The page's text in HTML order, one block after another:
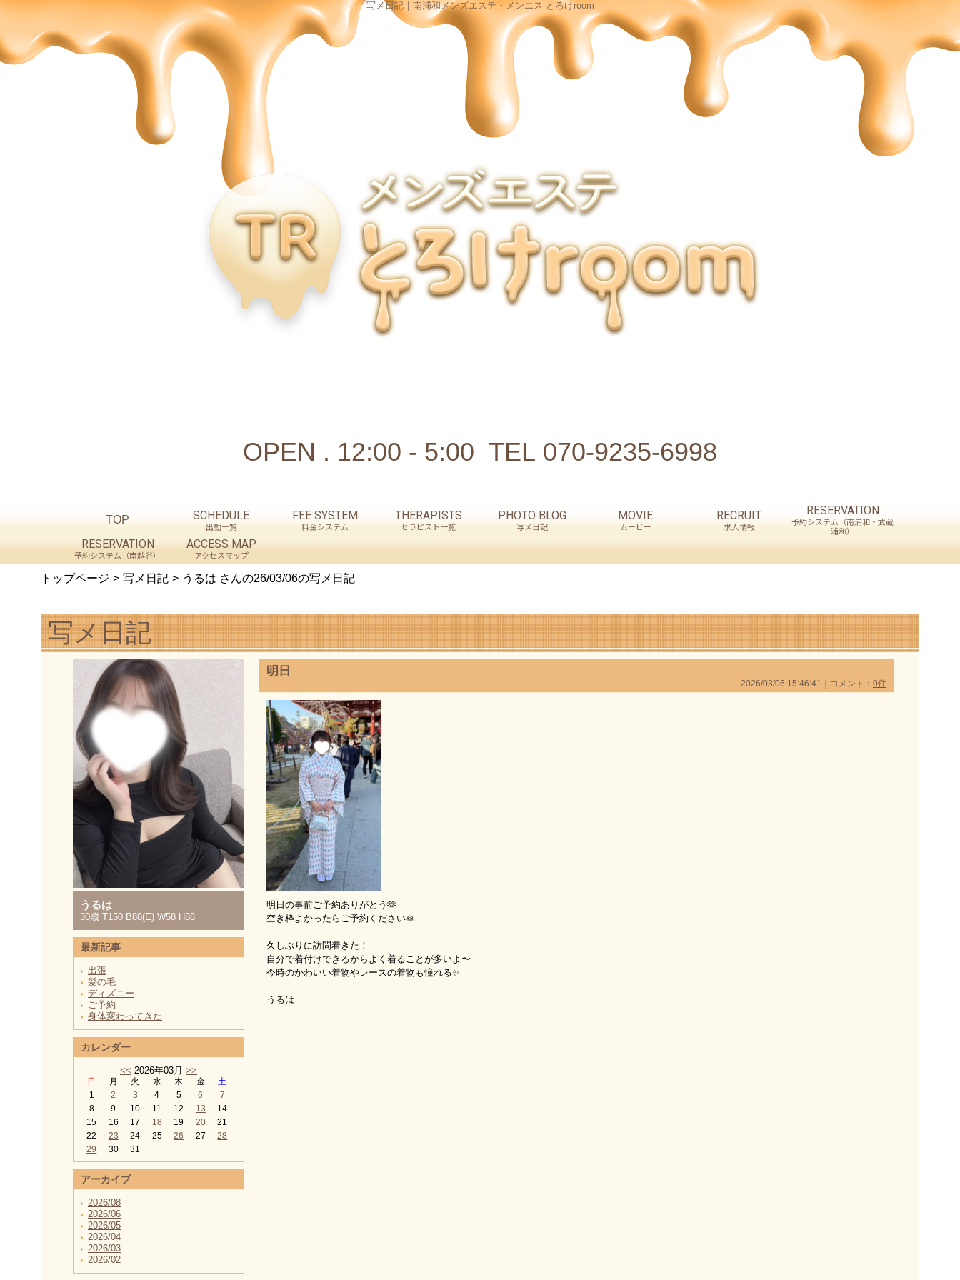
写メ日記｜南浦和メンズエステ・メンエス とろけroom
OPEN . 12:00 - 5:00 TEL 070-9235-6998
TOP SCHEDULE
出勤一覧
FEE SYSTEM
料金システム
THERAPISTS
セラピスト一覧
PHOTO BLOG
写メ日記
MOVIE
ムービー
RECRUIT
求人情報
RESERVATION
予約システム（南浦和・武蔵
浦和）
RESERVATION
予約システム（南越谷）
ACCESS MAP
アクセスマップ
トップページ 写メ日記 うるは さんの26/03/06の写メ日記
写メ日記
うるは
30歳 T150 B88(E) W58 H88
最新記事
出張
髪の毛
ディズニー
ご予約
身体変わってきた
カレンダー
<< 2026年03月 >>
日 月 火 水 木 金
土
1
2 3 4 5 6
7
8
9 10 11 12 13
14
15
16 17 18 19 20
21
22
23 24 25 26 27
28
29
30 31
アーカイブ
2026/08
2026/06
2026/05
2026/04
2026/03
2026/02
明日
2026/03/06 15:46:41｜コメント： 0件
明日の事前ご予約ありがとう🫶
空き枠よかったらご予約ください🙏
久しぶりに訪問着きた！
自分で着付けできるからよく着ることが多いよ〜
今時のかわいい着物やレースの着物も憧れる✨
うるは